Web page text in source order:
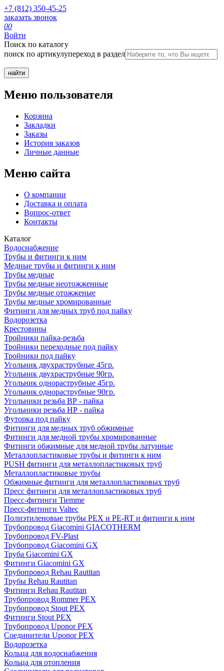
+7 (812) 350-45-25
заказать звонок
00
Войти
Поиск по каталогу
поиск по артикулупереход в раздел
Меню пользователя
Корзина
Закладки
Заказы
История заказов
Личные данные
Меню сайта
О компании
Доставка и оплата
Вопрос-ответ
Контакты
Каталог
Водоснабжение
Трубы и фитинги к ним
Медные трубы и фитинги к ним
Трубы медные
Трубы медные неотожженные
Трубы медные отожженые
Трубы медные хромированные
Фитинги для медных труб под пайку
Водорозетка
Крестовины
Тройники пайка-резьба
Тройники переходные под пайку
Тройники под пайку
Угольник двухраструбные 45гр.
Угольник двухраструбные 90гр.
Угольник однораструбные 45гр.
Угольник однораструбные 90гр.
Угольники резьба ВР - пайка
Угольники резьба НР - пайка
Футорка под пайку
Фитинги для медных труб обжимные
Фитинги для медной трубы хромированные
Фитинги обжимные для медной трубы латунные
Металлопластиковые трубы и фитинги к ним
PUSH фитинги для металлопластиковых труб
Металлопластиковые трубы
Обжимные фитинги для металлопластиковых труб
Пресс фитинги для металлопластиковых труб
Пресс-фитинги Tiemme
Пресс-фитинги Valtec
Полиэтиленовые трубы PEX и PE-RT и фитинги к ним
Трубопровод Giacomini GIACOTHERM
Трубопровод FV-Plast
Трубопровод Giacomini GX
Труба Giacomini GX
Фитинги Giacomini GX
Трубопровод Rehau Rautitan
Трубы Rehau Rautitan
Фитинги Rehau Rautitan
Трубопровод Rommer PEX
Трубопровод Stout PEX
Фитинги Stout PEX
Трубопровод Uponor PEX
Соединители Uponor PEX
Водорозетка
Кольца для водоснабжения
Кольца для отопления